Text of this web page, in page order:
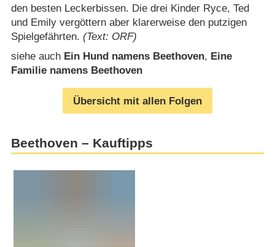
den besten Leckerbissen. Die drei Kinder Ryce, Ted
und Emily vergöttern aber klarerweise den putzigen
Spielgefährten. (Text: ORF)
siehe auch Ein Hund namens Beethoven, Eine
Familie namens Beethoven
Übersicht mit allen Folgen
Beethoven – Kauftipps